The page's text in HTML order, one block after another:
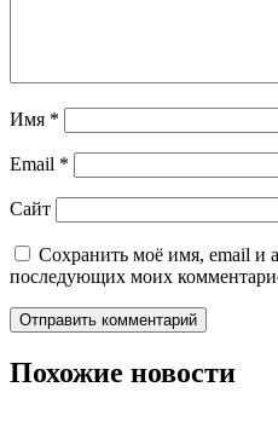
Имя *
Email *
Сайт
Сохранить моё имя, email и
последующих моих
Похожие новости